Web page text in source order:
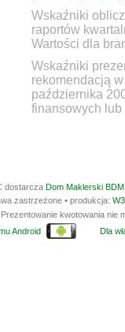
Wskaźniki
raportów
Wartości dla
Wskaźniki
rekomendacją
października
finansowych lub
dostarcza Dom Maklerski
zastrzeżone • produkcja:
. Prezentowanie kwotowania
Android Dla